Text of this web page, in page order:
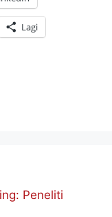
Lagi
Peneliti